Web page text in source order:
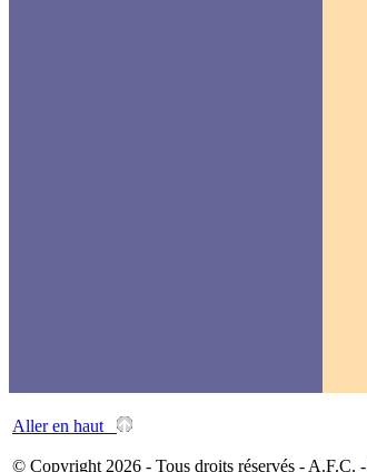
Aller en haut
© Copyright 2026 - Tous droits réservés - A.F.C. -